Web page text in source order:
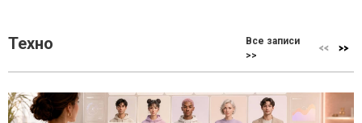
Техно
Все записи
>>